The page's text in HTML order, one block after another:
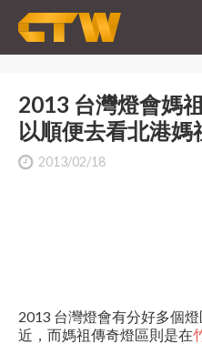
2013 台灣燈會媽
以順便去看北港媽
2013/02/18
2013 台灣燈會有分好多個
近，而媽祖傳奇燈區則是在